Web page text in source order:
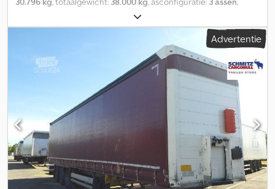
, laadruimte lengte:
laadruimtebreedte:2.480 mm, laadruimtehoogte:2.700 mm,
, bandenmaten:385/65
ABS, Leeggewicht: 7204 kg,
maximaal toegestaan totaalgewicht: 38000 kg, laadruimte (L x B x
H): 13.620 mm x 2.480 mm x 2.700 mm, bandenmaat: 385/65 R22.5,
volume laadruimte: 91 m³, eerste as: , tweede as: , derde as: ,
luchtvering, anti-inklemvoorziening, voor- en achteras kunnen
worden opgetild, elektronisch remsysteem EBS, aansluitstekker
1x15 en 2x7 polig, spatbord, een overzicht van al onze beschikbare
voertuigen vindt u op onze website. Heeft u financiering nodig?
Wij bieden gepersonaliseerde financieringsoplossingen aan,
evenals full-service of een telematica-service. Wij adviseren u
graag persoonlijk. Codpfx Aiszriipo Dsrf
Advertentie